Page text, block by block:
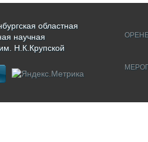
областная
научная
Н.К.Крупской